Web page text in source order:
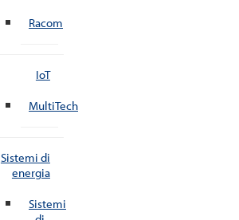
Racom
IoT
MultiTech
Sistemi di
energia
Sistemi